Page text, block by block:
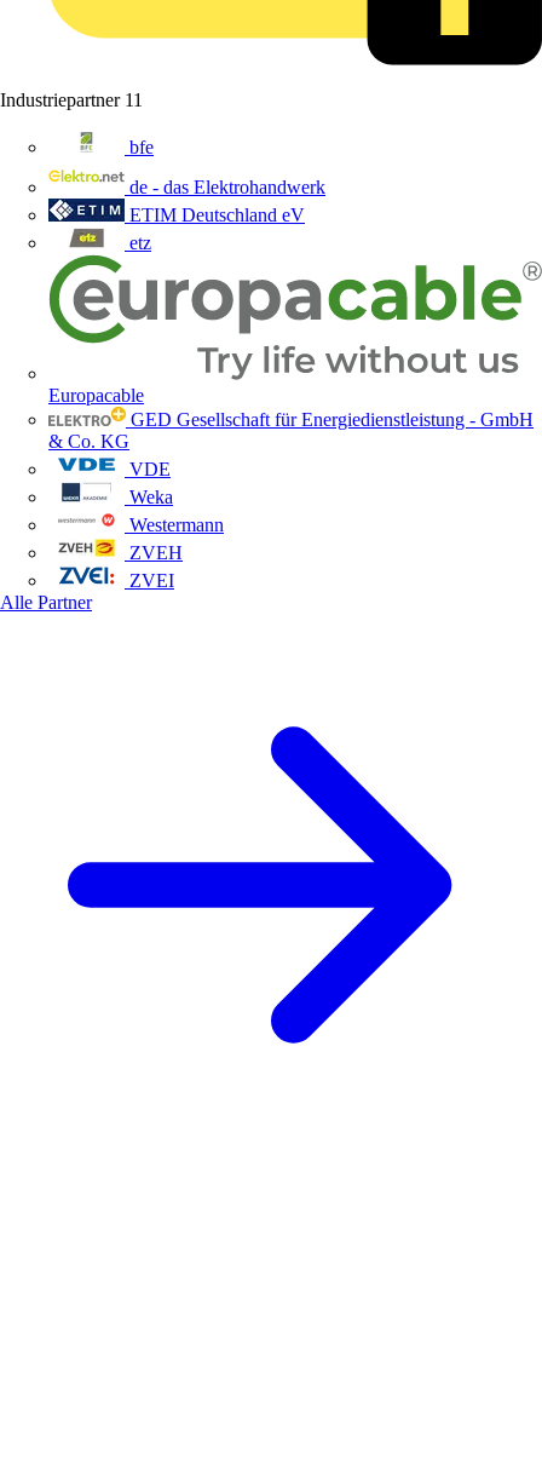
Industriepartner 11
bfe
de - das Elektrohandwerk
ETIM Deutschland eV
etz
Europacable
GED Gesellschaft für Energiedienstleistung - GmbH
& Co. KG
VDE
Weka
Westermann
ZVEH
ZVEI
Alle Partner